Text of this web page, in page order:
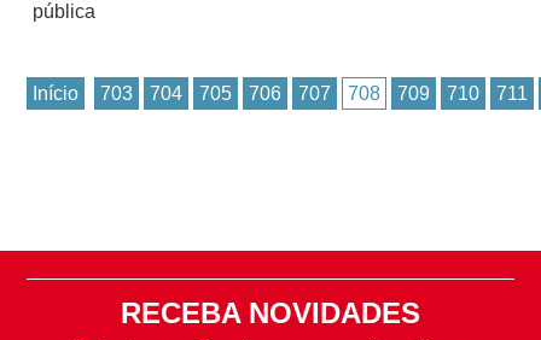
pública
Início 703 704 705 706 707 708 709 710 711
RECEBA NOVIDADES